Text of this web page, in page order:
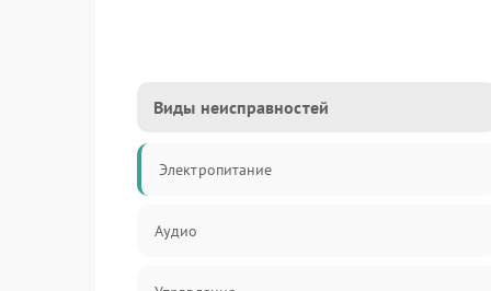
Виды неисправностей
Электропитание
Аудио